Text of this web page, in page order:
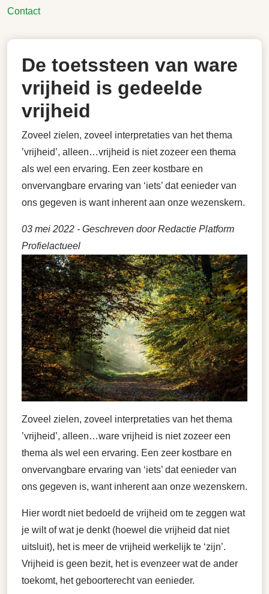
Contact
De toetssteen van ware
vrijheid is gedeelde
vrijheid
Zoveel zielen, zoveel interpretaties van het thema
’vrijheid’, alleen…vrijheid is niet zozeer een thema
als wel een ervaring. Een zeer kostbare en
onvervangbare ervaring van ‘iets’ dat eenieder van
ons gegeven is want inherent aan onze wezenskern.
03 mei 2022 - Geschreven door Redactie Platform
Profielactueel
Zoveel zielen, zoveel interpretaties van het thema
’vrijheid’, alleen…ware vrijheid is niet zozeer een
thema als wel een ervaring. Een zeer kostbare en
onvervangbare ervaring van ‘iets’ dat eenieder van
ons gegeven is, want inherent aan onze wezenskern.
Hier wordt niet bedoeld de vrijheid om te zeggen wat
je wilt of wat je denkt (hoewel die vrijheid dat niet
uitsluit), het is meer de vrijheid werkelijk te ‘zijn’.
Vrijheid is geen bezit, het is evenzeer wat de ander
toekomt, het geboorterecht van eenieder.